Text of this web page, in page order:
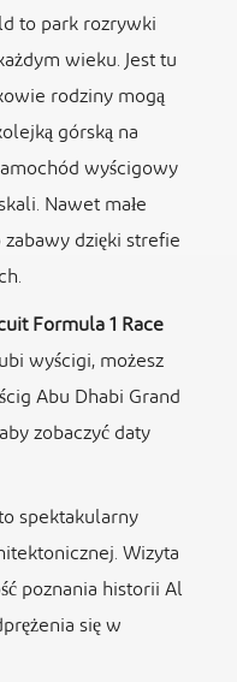
to park rozrywki
wieku. Jest tu
rodziny mogą
górską na
wyścigowy
Nawet małe
dzięki strefie
Formula 1 Race
wyścigi, możesz
Abu Dhabi Grand
zobaczyć daty
spektakularny
Wizyta
poznania historii Al
się w